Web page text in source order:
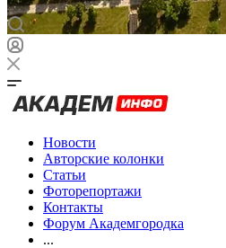
Новости
Авторские колонки
Статьи
Фоторепортажи
Контакты
Форум Академгородка
...